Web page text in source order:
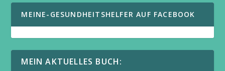
MEINE-GESUNDHEITSHELFER AUF FACEBOOK
MEIN AKTUELLES BUCH: